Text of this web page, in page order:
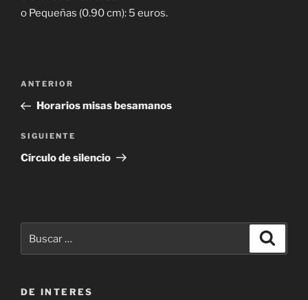
o Pequeñas (0.90 cm): 5 euros.
Navegación
entradas
Entrada
anterior:
ANTERIOR
Horarios misas besamanos
Siguiente
entrada
SIGUIENTE
Círculo de silencio
por:
DE INTERES